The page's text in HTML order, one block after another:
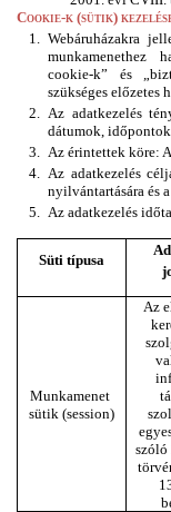
Cookie-k (sütik)
Webáruházakra
munkamenethez
cookie-k” és
szükséges előzetes
Az adatkezelés
dátumok, időpontok
Az érintettek köre:
Az adatkezelés
nyilvántartására és
Az adatkezelés
Süti típusa
Munkamenet
sütik (session)
Az
szóló